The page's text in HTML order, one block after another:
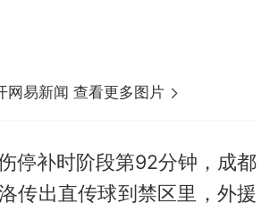
网易新闻 查看更多图片
停补时阶段第92分钟，成都
传出直传球到禁区里，外援